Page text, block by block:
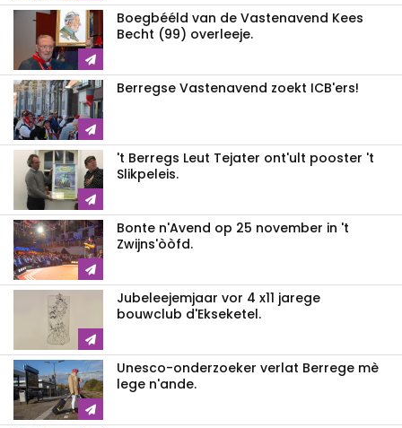
Boegbééld van de Vastenavend Kees
Becht (99) overleeje.
Berregse Vastenavend zoekt ICB'ers!
't Berregs Leut Tejater ont'ult pooster 't
Slikpeleis.
Bonte n'Avend op 25 november in 't
Zwijns'òòfd.
Jubeleejemjaar vor 4 x11 jarege
bouwclub d'Ekseketel.
Unesco-onderzoeker verlat Berrege mè
lege n'ande.